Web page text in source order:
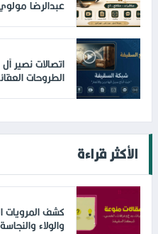
عبدالرضا
الطروحات
الأكثر قراءة
كشف المرويات
والولاء